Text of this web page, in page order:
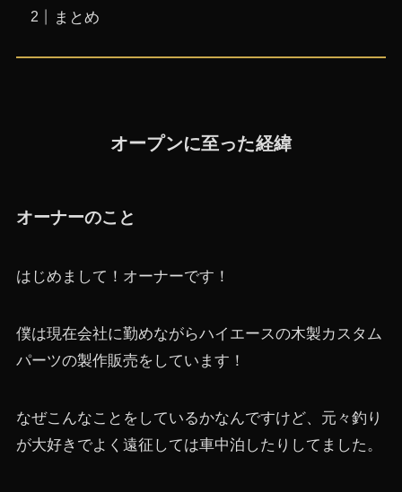
まとめ
オープンに至った経緯
オーナーのこと
はじめまして！オーナーです！
僕は現在会社に勤めながらハイエースの木製カスタム
パーツの製作販売をしています！
なぜこんなことをしているかなんですけど、元々釣り
が大好きでよく遠征しては車中泊したりしてました。